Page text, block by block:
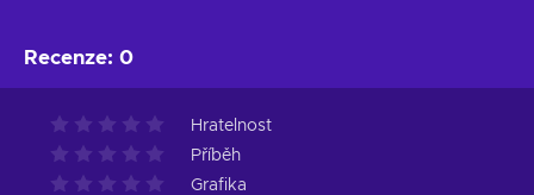
Recenze: 0
Hratelnost
Příběh
Grafika